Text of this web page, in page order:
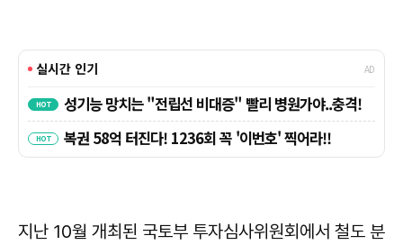
지난 10월 개최된 국토부 투자심사위원회에서 철도 분